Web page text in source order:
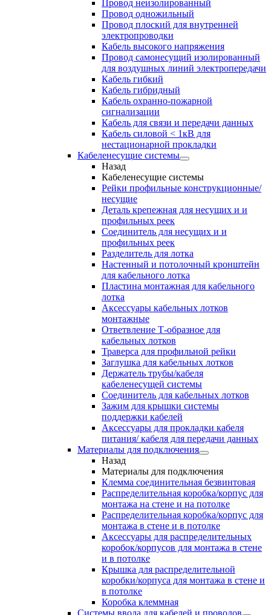
Провод неизолированный
Провод одножильный
Провод плоский для внутренней
электропроводки
Кабель высокого напряжения
Провод самонесущий изолированный
для воздушных линий электропередачи
Кабель гибкий
Кабель гибридный
Кабель охранно-пожарной
сигнализации
Кабель для связи и передачи данных
Кабель силовой < 1кВ для
нестационарной прокладки
Кабеленесущие системы
Назад
Кабеленесущие системы
Рейки профильные конструкционные/
несущие
Деталь крепежная для несущих и и
профильных реек
Соединитель для несущих и и
профильных реек
Разделитель для лотка
Настенный и потолочный кронштейн
для кабельного лотка
Пластина монтажная для кабельного
лотка
Аксессуары кабельных лотков
монтажные
Ответвление Т-образное для
кабельных лотков
Траверса для профильной рейки
Заглушка для кабельных лотков
Держатель трубы/кабеля
кабеленесущей системы
Соединитель для кабельных лотков
Зажим для крышки системы
поддержки кабелей
Аксессуары для прокладки кабеля
питания/ кабеля для передачи данных
Материалы для подключения
Назад
Материалы для подключения
Клемма соединительная безвинтовая
Распределительная коробка/корпус для
монтажа на стене и на потолке
Распределительная коробка/корпус для
монтажа в стене и в потолке
Аксессуары для распределительных
коробок/корпусов для монтажа в стене
и в потолке
Крышка для распределительной
коробки/корпуса для монтажа в стене и
в потолке
Коробка клеммная
Системы ввода для кабелей и проводов